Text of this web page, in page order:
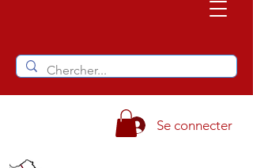
Se connecter